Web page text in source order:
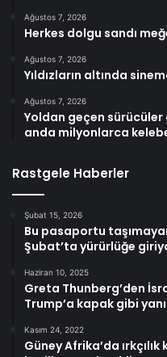
Ağustos 7, 2026
Herkes dolgu sandı
Ağustos 7, 2026
Yıldızların altında
Ağustos 7, 2026
Yoldan geçen
anda milyonlarca
Rastgele Haberler
Şubat 15, 2026
Bu pasaportu
Şubat’ta yürürlüğe
Haziran 10, 2025
Greta Thunberg’den
Trump’a kapak gibi
Kasım 24, 2022
Güney Afrika’da